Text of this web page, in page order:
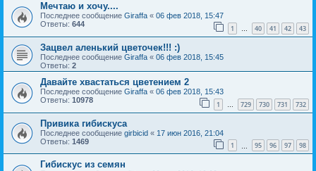
Мечтаю и хочу....
Последнее сообщение Giraffa « 06 фев 2018, 15:47
Ответы: 644 1 … 40 41 42 43
Зацвел аленький цветочек!!! :)
Последнее сообщение Giraffa « 06 фев 2018, 15:45
Ответы: 2
Давайте хвастаться цветением 2
Последнее сообщение Giraffa « 06 фев 2018, 15:43
Ответы: 10978 1 … 729 730 731 732
Привика гибискуса
Последнее сообщение girbicid « 17 июн 2016, 21:04
Ответы: 1469 1 95 96 97 98
Гибискус из семян